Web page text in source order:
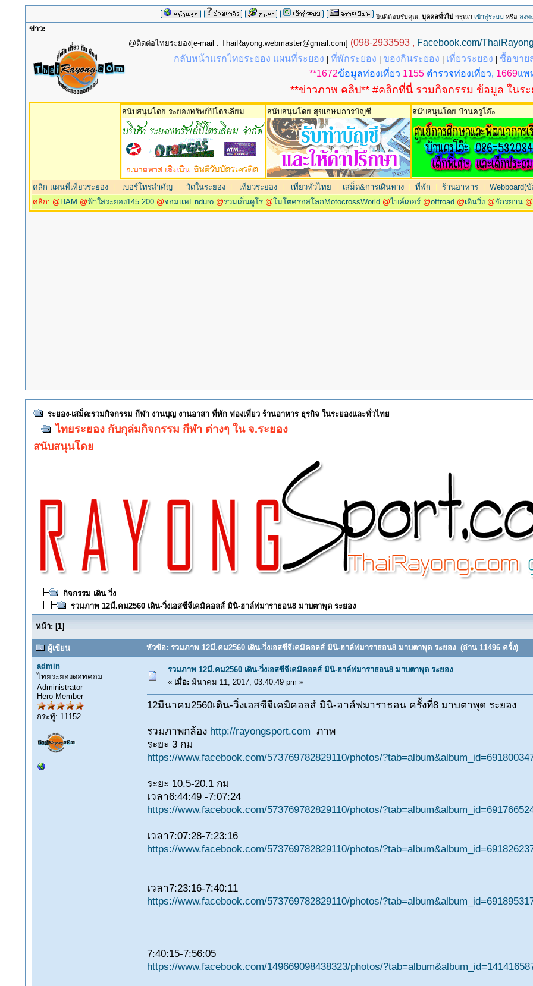
ยินดีต้อนรับคุณ, บุคคลทั่วไป กรุณา เข้าสู่ระบบ หรือ ลงท
ข่าว:
@ติดต่อไทยระยอง[e-mail : ThaiRayong.webmaster@gmail.com] (098-2933593 , Facebook.com/
กลับหน้าแรกไทยระยอง แผนที่ระยอง
|ที่พักระยอง |ของกินระยอง เที่ยวระยอง |ซื้อขาย
**1672ข้อมูลท่องเที่ยว 1155ตำรวจท่องเที่ยว, 1669แพ
**ข่าวภาพ คลิป** #คลิกที่นี่ รวมกิจกรรม ข้อมูล ในระ
สนับสนุนโดย ระยองทรัพย์ปิโตรเลียม สนับสนุนโดย สุขเกษมการบัญชี สนับสนุนโดย บ้านครูโอ๊ะ
คลิก แผนที่เที่ยวระยอง เบอร์โทรสำคัญ วัดในระยอง เที่ยวระยอง เที่ยวทั่วไทย เสม็ด&การเดินทาง |ที่พัก |ร้านอาหาร |Webboard(
คลิก: @ HAM @ฟ้าใสระยอง145.200 @จอมแหEnduro @รวมเอ็นดูโร่ @โมโตครอสโลกMotocrossWorld @ไบค์เกอร์ @offroad @เดินวิ่ง @จักรยาน @
ระยอง-เสม็ด:รวมกิจกรรม กีฬา งานบุญ งานอาสา ที่พัก ท่องเที่ยว ร้านอาหาร ธุรกิจ ในระยองและทั่วไทย
ไทยระยอง กับกุล่มกิจกรรม กีฬา ต่างๆ ใน จ.ระยอง
สนับสนุนโดย
กิจกรรม เดิน วิ่ง
รวมภาพ 12มี.คม2560 เดิน-วิ่งเอสซีจีเคมิคอลส์ มินิ-ฮาล์ฟมาราธอน8 มาบตาพุด ระยอง
หน้า: [1]
ผู้เขียน หัวข้อ: รวมภาพ 12มี.คม2560 เดิน-วิ่งเอสซีจีเคมิคอลส์ มินิ-ฮาล์ฟมาราธอน8 มาบตาพุด ระยอง (อ่าน 11496 ครั้ง)
admin
ไทยระยองดอทคอม
Administrator
Hero Member
กระทู้: 11152
รวมภาพ 12มี.คม2560 เดิน-วิ่งเอสซีจีเคมิคอลส์ มินิ-ฮาล์ฟมาราธอน8 มาบตาพุด ระยอง
« เมื่อ: มีนาคม 11, 2017, 03:40:49 pm »
12มีนาคม2560เดิน-วิ่งเอสซีจีเคมิคอลส์ มินิ-ฮาล์ฟมาราธอน ครั้งที่8 มาบตาพุด ระยอง
รวมภาพกล้อง http://rayongsport.com ภาพ
ระยะ 3 กม
https://www.facebook.com/573769782829110/photos/
ระยะ 10.5-20.1 กม
เวลา6:44:49 -7:07:24
https://www.facebook.com/573769782829110/photos/
เวลา7:07:28-7:23:16
https://www.facebook.com/573769782829110/photos/
เวลา7:23:16-‏‎7:40:11
https://www.facebook.com/573769782829110/photos/
‏‎7:40:15-7:56:05
https://www.facebook.com/149669098438323/photos/